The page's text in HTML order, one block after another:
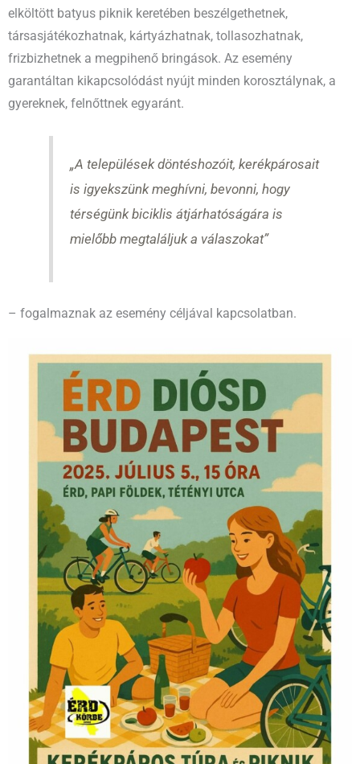
elköltött batyus piknik keretében beszélgethetnek,
társasjátékozhatnak, kártyázhatnak, tollasozhatnak,
frizbizhetnek a megpihenő bringások. Az esemény
garantáltan kikapcsolódást nyújt minden korosztálynak, a
gyereknek, felnőttnek egyaránt.
„A települések döntéshozóit, kerékpárosait
is igyekszünk meghívni, bevonni, hogy
térségünk biciklis átjárhatóságára is
mielőbb megtaláljuk a válaszokat”
– fogalmaznak az esemény céljával kapcsolatban.